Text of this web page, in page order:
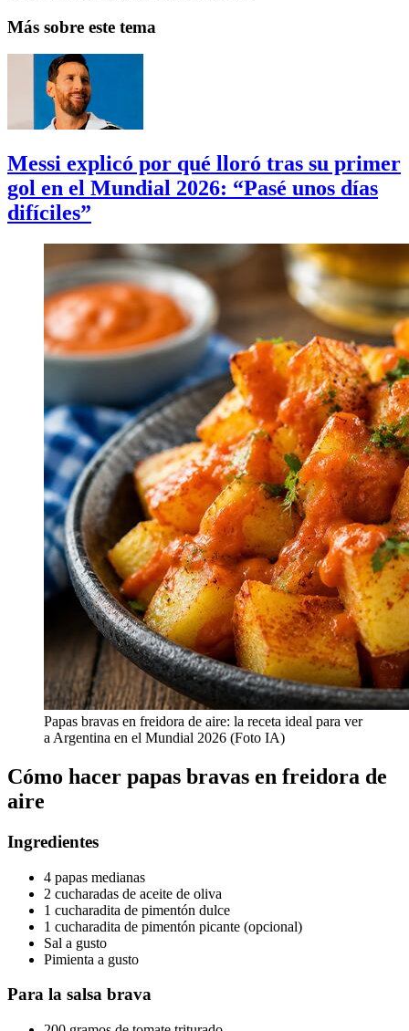
Más sobre este tema
Messi explicó por qué lloró tras su primer
gol en el Mundial 2026: “Pasé unos días
difíciles”
Papas bravas en freidora de aire: la receta ideal para ver
a Argentina en el Mundial 2026 (Foto IA)
Cómo hacer papas bravas en freidora de
aire
Ingredientes
4 papas medianas
2 cucharadas de aceite de oliva
1 cucharadita de pimentón dulce
1 cucharadita de pimentón picante (opcional)
Sal a gusto
Pimienta a gusto
Para la salsa brava